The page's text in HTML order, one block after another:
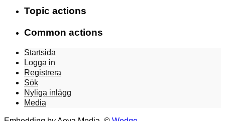
Topic actions
Common actions
Startsida
Logga in
Registrera
Sök
Nyliga inlägg
Media